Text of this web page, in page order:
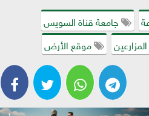
جامعة قناة السويس
المزارعين موقع الأرض